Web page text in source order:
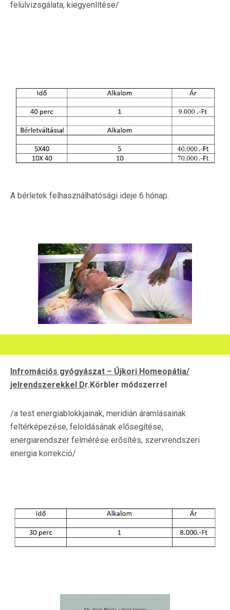
felülvizsgálata, kiegyenlítése/
A bérletek felhasználhatósági ideje 6 hónap.
Infromációs gyógyászat – Újkori Homeopátia/
jelrendszerekkel Dr.Körbler módszerrel
/a test energiablokkjainak, meridián áramlásainak
feltérképezése, feloldásának elősegítése,
energiarendszer felmérése erősítés, szervrendszeri
energia korrekció/